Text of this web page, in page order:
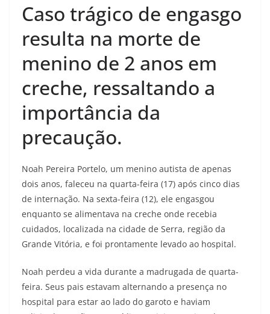
Caso trágico de engasgo
resulta na morte de
menino de 2 anos em
creche, ressaltando a
importância da
precaução.
Noah Pereira Portelo, um menino autista de apenas
dois anos, faleceu na quarta-feira (17) após cinco dias
de internação. Na sexta-feira (12), ele engasgou
enquanto se alimentava na creche onde recebia
cuidados, localizada na cidade de Serra, região da
Grande Vitória, e foi prontamente levado ao hospital.
Noah perdeu a vida durante a madrugada de quarta-
feira. Seus pais estavam alternando a presença no
hospital para estar ao lado do garoto e haviam